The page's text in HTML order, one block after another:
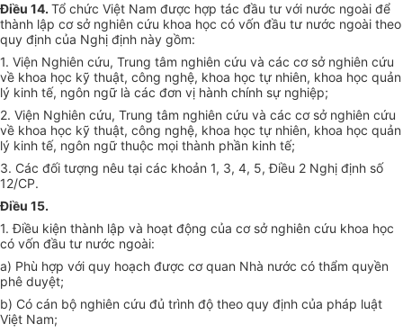
Điều 14. Tổ chức Việt Nam được hợp tác đầu tư với nước ngoài để
thành lập cơ sở nghiên cứu khoa học có vốn đầu tư nước ngoài theo
quy định của Nghị định này gồm:
1. Viện Nghiên cứu, Trung tâm nghiên cứu và các cơ sở nghiên cứu
về khoa học kỹ thuật, công nghệ, khoa học tự nhiên, khoa học quản
lý kinh tế, ngôn ngữ là các đơn vị hành chính sự nghiệp;
2. Viện Nghiên cứu, Trung tâm nghiên cứu và các cơ sở nghiên cứu
về khoa học kỹ thuật, công nghệ, khoa học tự nhiên, khoa học quản
lý kinh tế, ngôn ngữ thuộc mọi thành phần kinh tế;
3. Các đối tượng nêu tại các khoản 1, 3, 4, 5, Điều 2 Nghị định số
12/CP.
Điều 15.
1. Điều kiện thành lập và hoạt động của cơ sở nghiên cứu khoa học
có vốn đầu tư nước ngoài:
a) Phù hợp với quy hoạch được cơ quan Nhà nước có thẩm quyền
phê duyệt;
b) Có cán bộ nghiên cứu đủ trình độ theo quy định của pháp luật
Việt Nam;